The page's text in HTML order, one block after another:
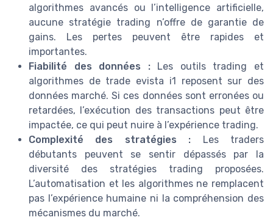
algorithmes avancés ou l’intelligence artificielle,
aucune stratégie trading n’offre de garantie de
gains. Les pertes peuvent être rapides et
importantes.
Fiabilité des données :Les outils trading et
algorithmes de trade evista i1 reposent sur des
données marché. Si ces données sont erronées ou
retardées, l’exécution des transactions peut être
impactée, ce qui peut nuire à l’expérience trading.
Complexité des stratégies : Les traders
débutants peuvent se sentir dépassés par la
diversité des stratégies trading proposées.
L’automatisation et les algorithmes ne remplacent
pas l’expérience humaine ni la compréhension des
mécanismes du marché.